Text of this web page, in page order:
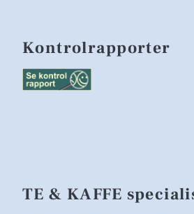
Kontrolrapporter
TE & KAFFE